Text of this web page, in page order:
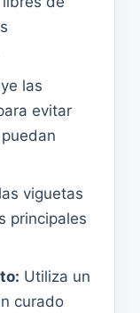
las
evitar
viguetas
principales
Utiliza un
curado